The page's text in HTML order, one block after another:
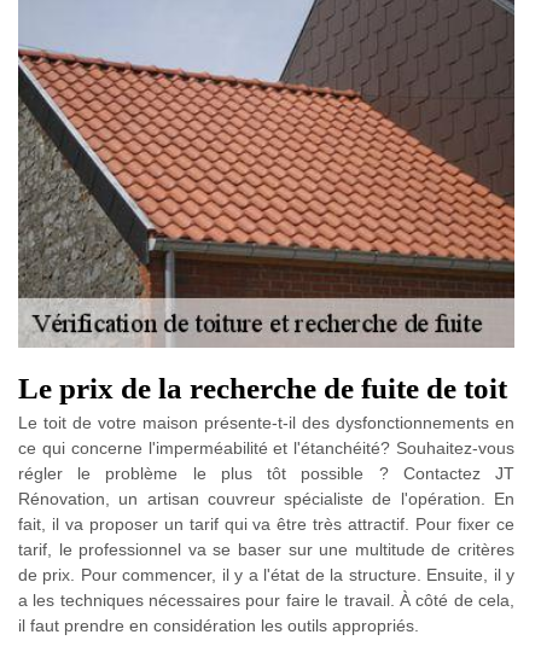
Le prix de la recherche de fuite de toit
Le toit de votre maison présente-t-il des dysfonctionnements en
ce qui concerne l'imperméabilité et l'étanchéité? Souhaitez-vous
régler le problème le plus tôt possible ? Contactez JT
Rénovation, un artisan couvreur spécialiste de l'opération. En
fait, il va proposer un tarif qui va être très attractif. Pour fixer ce
tarif, le professionnel va se baser sur une multitude de critères
de prix. Pour commencer, il y a l'état de la structure. Ensuite, il y
a les techniques nécessaires pour faire le travail. À côté de cela,
il faut prendre en considération les outils appropriés.